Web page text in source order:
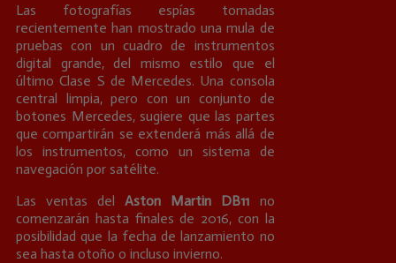
Las fotografías espías tomadas
recientemente han mostrado una mula de
pruebas con un cuadro de instrumentos
digital grande, del mismo estilo que el
último Clase S de Mercedes. Una consola
central limpia, pero con un conjunto de
botones Mercedes, sugiere que las partes
que compartirán se extenderá más allá de
los instrumentos, como un sistema de
navegación por satélite.
Las ventas delAston Martin DB11 no
comenzarán hasta finales de 2016, con la
posibilidad que la fecha de lanzamiento no
sea hasta otoño o incluso invierno.